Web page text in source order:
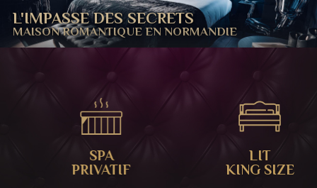
L'IMPASSE DES SECRETS
MAISON ROMANTIQUE EN NORMANDIE
SPA
PRIVATIF
KING SIZE